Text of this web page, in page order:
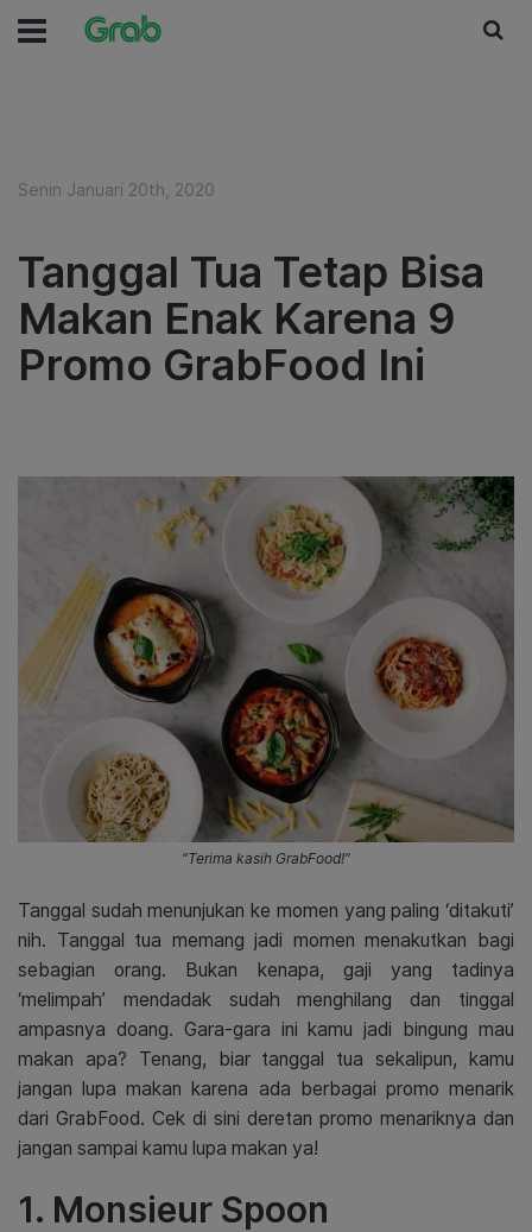
Senin Januari 20th, 2020
Tanggal Tua Tetap Bisa
Makan Enak Karena 9
Promo GrabFood Ini
“Terima kasih GrabFood!”
Tanggal sudah menunjukan ke momen yang paling ‘ditakuti’
nih. Tanggal tua memang jadi momen menakutkan bagi
sebagian orang. Bukan kenapa, gaji yang tadinya
‘melimpah’ mendadak sudah menghilang dan tinggal
ampasnya doang. Gara-gara ini kamu jadi bingung mau
makan apa? Tenang, biar tanggal tua sekalipun, kamu
jangan lupa makan karena ada berbagai promo menarik
dari GrabFood. Cek di sini deretan promo menariknya dan
jangan sampai kamu lupa makan ya!
1. Monsieur Spoon